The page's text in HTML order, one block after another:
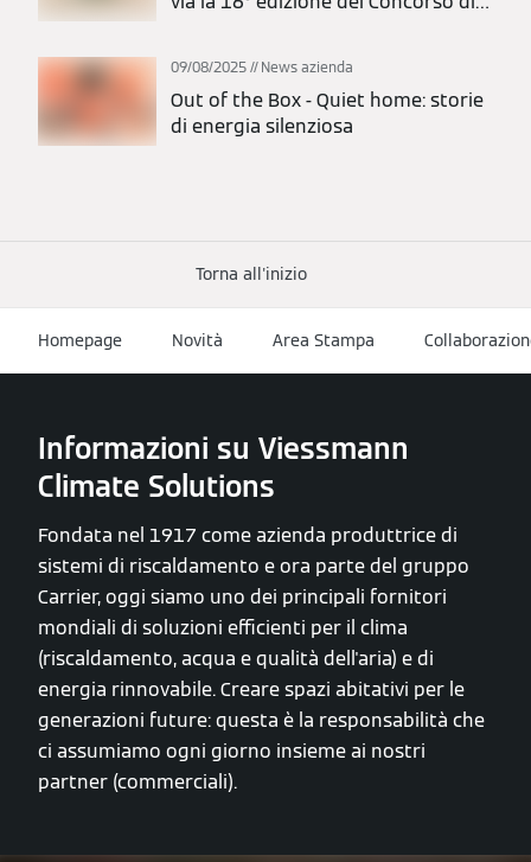
09/08/2025 News azienda
Out of the Box - Quiet home: storie
di energia silenziosa
Torna all'inizio
Homepage Novità Area Stampa
Informazioni su Viessmann
Climate Solutions
Fondata nel 1917 come azienda produttrice di
sistemi di riscaldamento e ora parte del gruppo
Carrier, oggi siamo uno dei principali fornitori
mondiali di soluzioni efficienti per il clima
(riscaldamento, acqua e qualità dell'aria) e di
energia rinnovabile. Creare spazi abitativi per le
generazioni future: questa è la responsabilità che
ci assumiamo ogni giorno insieme ai nostri
partner (commerciali).